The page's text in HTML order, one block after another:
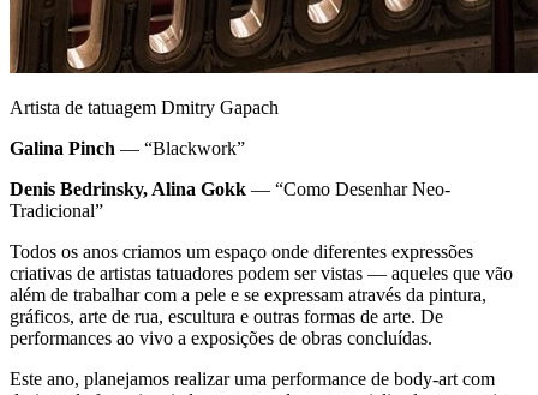
Artista de tatuagem Dmitry Gapach
Galina Pinch — “Blackwork”
Denis Bedrinsky, Alina Gokk — “Como Desenhar Neo-
Tradicional”
Todos os anos criamos um espaço onde diferentes expressões
criativas de artistas tatuadores podem ser vistas — aqueles que vão
além de trabalhar com a pele e se expressam através da pintura,
gráficos, arte de rua, escultura e outras formas de arte. De
performances ao vivo a exposições de obras concluídas.
Este ano, planejamos realizar uma performance de body-art com